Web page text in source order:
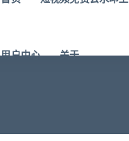
用户中心 关于